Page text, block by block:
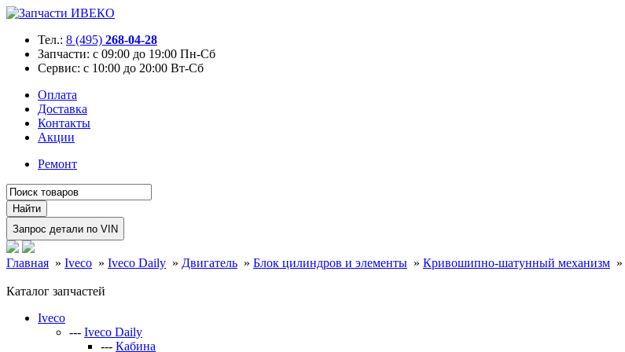
Тел.: 8 (495) 268-04-28
Запчасти: с 09:00 до 19:00 Пн-Сб
Сервис: с 10:00 до 20:00 Вт-Сб
Оплата
Доставка
Контакты
Акции
Ремонт
Главная » Iveco » Iveco Daily » Двигатель » Блок цилиндров и элементы » Кривошипно-шатунный механизм »
Каталог запчастей
Iveco
--- Iveco Daily
--- Кабина